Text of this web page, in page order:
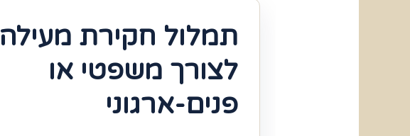
תמלול חקירת מעילה
לצורך משפטי או
פנים-ארגוני